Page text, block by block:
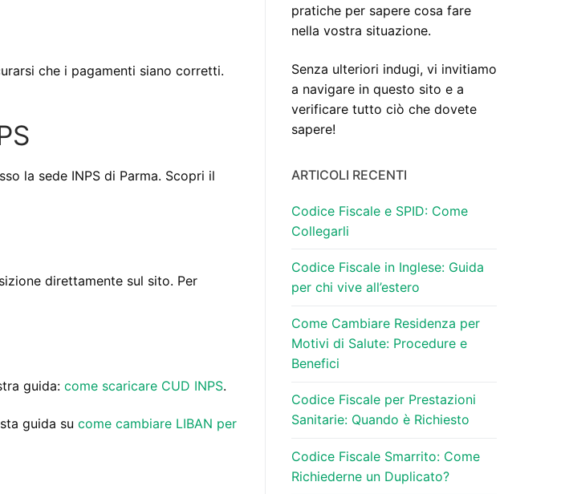
che i pagamenti siano corretti.
la sede INPS di Parma. Scopri il
direttamente sul sito. Per
guida: come scaricare CUD INPS.
guida su come cambiare LIBAN per
pratiche per sapere cosa fare
nella vostra situazione.
Senza ulteriori indugi, vi invitiamo
a navigare in questo sito e a
verificare tutto ciò che dovete
sapere!
ARTICOLI RECENTI
Codice Fiscale e SPID: Come
Collegarli
Codice Fiscale in Inglese: Guida
per chi vive all’estero
Come Cambiare Residenza per
Motivi di Salute: Procedure e
Benefici
Codice Fiscale per Prestazioni
Sanitarie: Quando è Richiesto
Codice Fiscale Smarrito: Come
Richiederne un Duplicato?